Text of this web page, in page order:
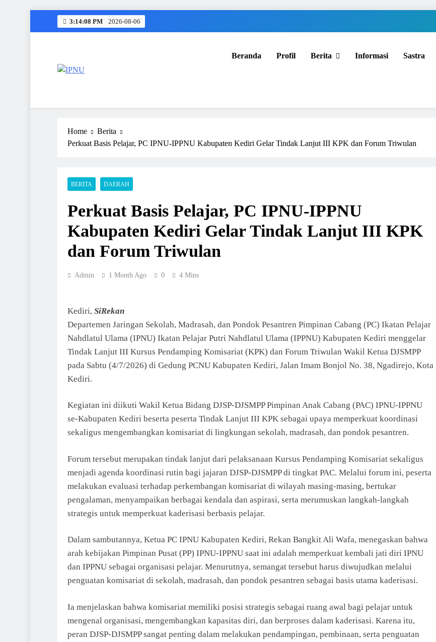
3:14:09 PM 2026-08-06
Beranda Profil Berita Informasi Sastra
Home
Berita
Perkuat Basis Pelajar, PC IPNU-IPPNU Kabupaten Kediri Gelar Tindak Lanjut III KPK dan Forum Triwulan
BERITA DAERAH
Perkuat Basis Pelajar, PC IPNU-IPPNU
Kabupaten Kediri Gelar Tindak Lanjut III KPK
dan Forum Triwulan
Admin 1 Month Ago 0 4 Mins
Kediri, SiRekan
Departemen Jaringan Sekolah, Madrasah, dan Pondok Pesantren Pimpinan Cabang (PC) Ikatan Pelajar
Nahdlatul Ulama (IPNU) Ikatan Pelajar Putri Nahdlatul Ulama (IPPNU) Kabupaten Kediri menggelar
Tindak Lanjut III Kursus Pendamping Komisariat (KPK) dan Forum Triwulan Wakil Ketua DJSMPP
pada Sabtu (4/7/2026) di Gedung PCNU Kabupaten Kediri, Jalan Imam Bonjol No. 38, Ngadirejo, Kota
Kediri.
Kegiatan ini diikuti Wakil Ketua Bidang DJSP-DJSMPP Pimpinan Anak Cabang (PAC) IPNU-IPPNU
se-Kabupaten Kediri beserta peserta Tindak Lanjut III KPK sebagai upaya memperkuat koordinasi
sekaligus mengembangkan komisariat di lingkungan sekolah, madrasah, dan pondok pesantren.
Forum tersebut merupakan tindak lanjut dari pelaksanaan Kursus Pendamping Komisariat sekaligus
menjadi agenda koordinasi rutin bagi jajaran DJSP-DJSMPP di tingkat PAC. Melalui forum ini, peserta
melakukan evaluasi terhadap perkembangan komisariat di wilayah masing-masing, bertukar
pengalaman, menyampaikan berbagai kendala dan aspirasi, serta merumuskan langkah-langkah
strategis untuk memperkuat kaderisasi berbasis pelajar.
Dalam sambutannya, Ketua PC IPNU Kabupaten Kediri, Rekan Bangkit Ali Wafa, menegaskan bahwa
arah kebijakan Pimpinan Pusat (PP) IPNU-IPPNU saat ini adalah memperkuat kembali jati diri IPNU
dan IPPNU sebagai organisasi pelajar. Menurutnya, semangat tersebut harus diwujudkan melalui
penguatan komisariat di sekolah, madrasah, dan pondok pesantren sebagai basis utama kaderisasi.
Ia menjelaskan bahwa komisariat memiliki posisi strategis sebagai ruang awal bagi pelajar untuk
mengenal organisasi, mengembangkan kapasitas diri, dan berproses dalam kaderisasi. Karena itu,
peran DJSP-DJSMPP sangat penting dalam melakukan pendampingan, pembinaan, serta penguatan